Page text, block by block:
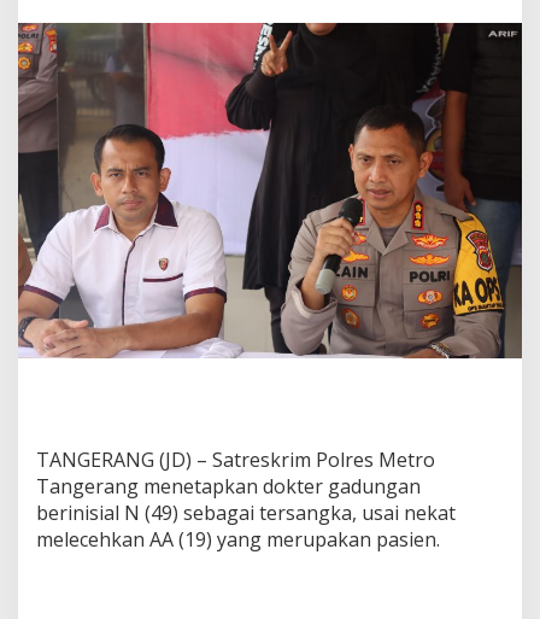
D
o
r
G
a
d
u
n
g
a
n
N
e
e
c
e
h
k
TANGERANG (JD) – Satreskrim Polres Metro
Tangerang menetapkan dokter gadungan
berinisial N (49) sebagai tersangka, usai nekat
melecehkan AA (19) yang merupakan pasien.